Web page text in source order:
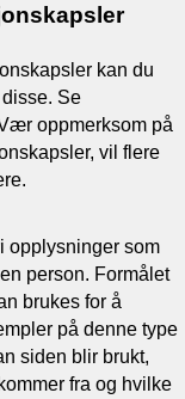
kan du
Se
oppmerksom på
vil flere
opplysninger som
person. Formålet
brukes for å
på denne type
siden blir brukt,
fra og hvilke